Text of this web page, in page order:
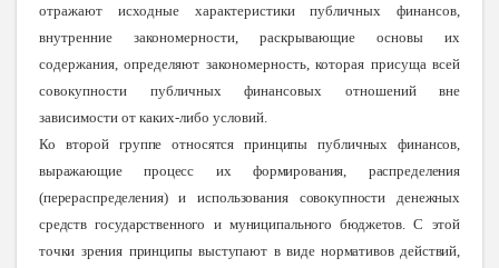
отражают исходные характеристики публичных финансов,
внутренние закономерности, раскрывающие основы их
содержания, определяют закономерность, которая присуща всей
совокупности публичных финансовых отношений вне
зависимости от каких-либо условий.
Ко второй группе относятся принципы публичных финансов,
выражающие процесс их формирования, распределения
(перераспределения) и использования совокупности денежных
средств государственного и муниципального бюджетов. С этой
точки зрения принципы выступают в виде нормативов действий,